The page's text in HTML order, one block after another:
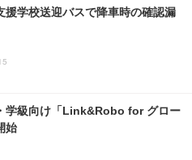
援学校送迎バスで降車時の確認漏
学級向け「Link&Robo for グロー
始